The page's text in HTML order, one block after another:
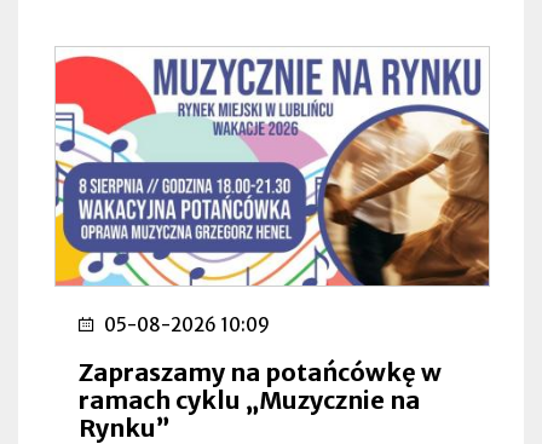
05-08-2026 10:09
Zapraszamy na potańcówkę w
ramach cyklu „Muzycznie na
Rynku”